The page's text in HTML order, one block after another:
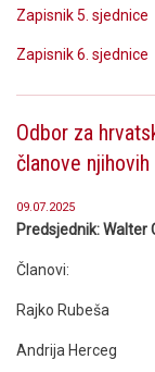
Zapisnik 5. sjednice
Zapisnik 6. sjednice
Odbor za
članove
09.07.2025
Predsjednik: Walter
Članovi:
Rajko Rubeša
Andrija Herceg